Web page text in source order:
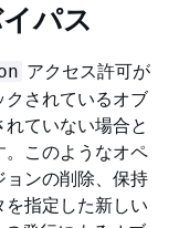
パス
アクセス許可が
クされているオブ
ていない場合と
。このようなオペ
ョンの削除、保持
指定した新しい